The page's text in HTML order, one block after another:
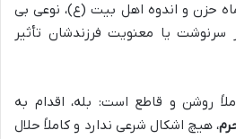
ماه حزن و اندوه اهل بیت (ع)، نوعی بی
یا معنویت فرزندشان تأثیر
روشن و قاطع است: بله، اقدام به
، هیچ اشکال شرعی ندارد و کاملاً حلال